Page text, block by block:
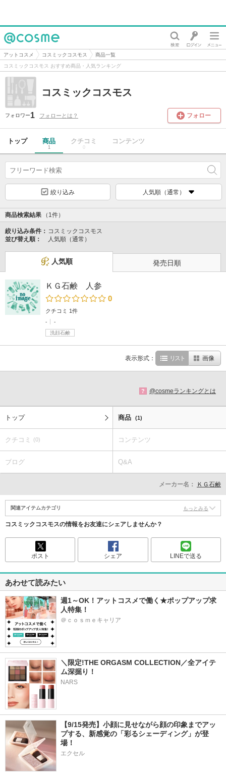
@cosme
アットコスメ コスミックコスモス
商品一覧
コスミックコスモス おすすめ商品・人気ランキング
コスミックコスモス
フォロワー1 フォローとは？ フォロー
トップ 商品
1
クチコミ
0
コンテンツ
絞り込み 人気順（通常）
商品検索結果 （1件）
絞り込み条件： コスミックコスモス
並び替え順：
人気順（通常）
人気順 発売日順
ＫＧ石鹸 人参
0
クチコミ 1件
-
-
洗顔石鹸
表示形式： リスト 画像
? @cosmeランキングとは
トップ 商品 (1)
クチコミ (0) コンテンツ
ブログ Q&A
メーカー名： ＫＧ石鹸
関連アイテムカテゴリ もっとみる
コスミックコスモスの情報をお友達にシェアしませんか？
ポスト シェア LINEで送る
あわせて読みたい
週1～OK！アットコスメで働く★ポップアップ求
人特集！
＠ｃｏｓｍｅキャリア
＼限定!THE ORGASM COLLECTION／全アイテ
ム深掘り！
NARS
【9/15発売】小顔に見せながら顔の印象までアッ
プする、新感覚の「彩るシェーディング」が登
場！
エクセル